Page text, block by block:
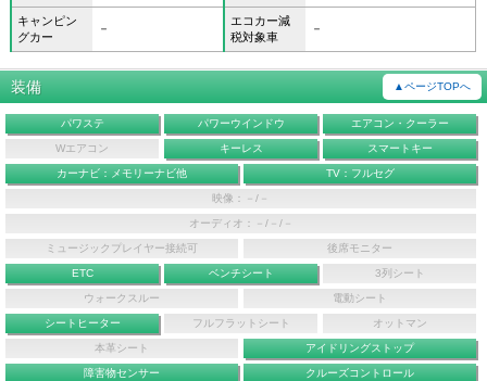
キャンピン
グカー
－
エコカー減
税対象車
－
装備 ▲ページTOPへ
パワステ パワーウインドウ エアコン・クーラー
Wエアコン キーレス スマートキー
カーナビ：メモリーナビ他 TV：フルセグ
映像：－/－
オーディオ：－/－/－
ミュージックプレイヤー接続可 後席モニター
ETC ベンチシート 3列シート
ウォークスルー 電動シート
シートヒーター フルフラットシート オットマン
本革シート アイドリングストップ
障害物センサー クルーズコントロール